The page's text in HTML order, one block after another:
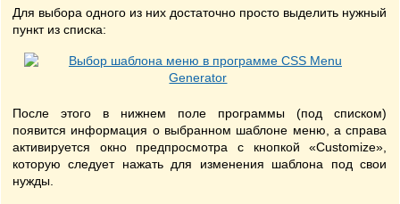
Для выбора одного из них достаточно просто выделить нужный
пункт из списка:
После этого в нижнем поле программы (под списком)
появится информация о выбранном шаблоне меню, а справа
активируется окно предпросмотра с кнопкой «Customize»,
которую следует нажать для изменения шаблона под свои
нужды.